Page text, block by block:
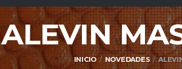
ALEVIN
INICIO NOVEDADES